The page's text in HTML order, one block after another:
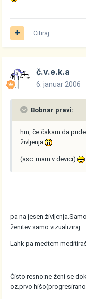
Citiraj
č.v.e.k.a
6. januar 2006
Bobnar pravi:
hm, če čakam da
življenja
(asc. mam v devici)
pa na jesen
ženitev samo vizualiziraj .
Lahk pa medtem
Čisto resno:ne ženi se
oz.prvo